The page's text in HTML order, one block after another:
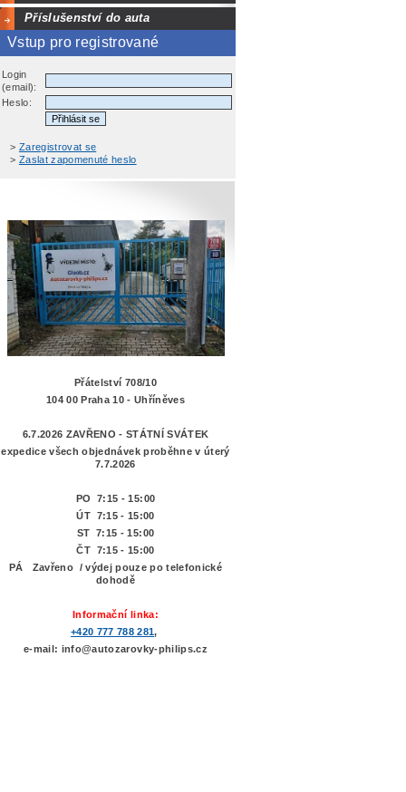
Příslušenství do auta
Vstup pro registrované
Login
(email):
Heslo:
> Zaregistrovat se
> Zaslat zapomenuté heslo
Přátelství 708/10
104 00 Praha 10 - Uhříněves
6.7.2026 ZAVŘENO - STÁTNÍ SVÁTEK
expedice všech objednávek proběhne v úterý
7.7.2026
PO 7:15 - 15:00
ÚT 7:15 - 15:00
ST 7:15 - 15:00
ČT 7:15 - 15:00
PÁ Zavřeno / výdej pouze po telefonické
dohodě
Informační linka:
+420 777 788 281,
e-mail: info@autozarovky-philips.cz